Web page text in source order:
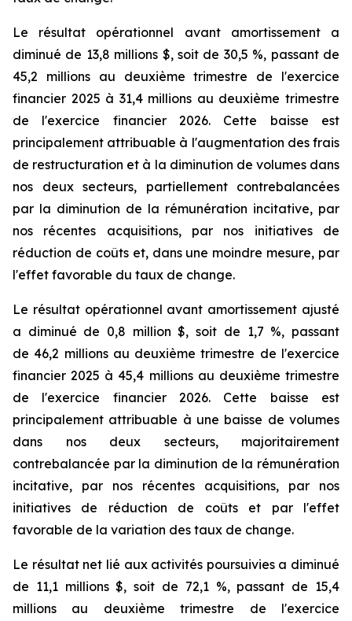
Le résultat opérationnel avant amortissement a
diminué de 13,8 millions $, soit de 30,5 %, passant de
45,2 millions au deuxième trimestre de l'exercice
financier 2025 à 31,4 millions au deuxième trimestre
de l'exercice financier 2026. Cette baisse est
principalement attribuable à l'augmentation des frais
de restructuration et à la diminution de volumes dans
nos deux secteurs, partiellement contrebalancées
par la diminution de la rémunération incitative, par
nos récentes acquisitions, par nos initiatives de
réduction de coûts et, dans une moindre mesure, par
l'effet favorable du taux de change.
Le résultat opérationnel avant amortissement ajusté
a diminué de 0,8 million $, soit de 1,7 %, passant
de 46,2 millions au deuxième trimestre de l'exercice
financier 2025 à 45,4 millions au deuxième trimestre
de l'exercice financier 2026. Cette baisse est
principalement attribuable à une baisse de volumes
dans nos deux secteurs, majoritairement
contrebalancée par la diminution de la rémunération
incitative, par nos récentes acquisitions, par nos
initiatives de réduction de coûts et par l'effet
favorable de la variation des taux de change.
Le résultat net lié aux activités poursuivies a diminué
de 11,1 millions $, soit de 72,1 %, passant de 15,4
millions au deuxième trimestre de l'exercice